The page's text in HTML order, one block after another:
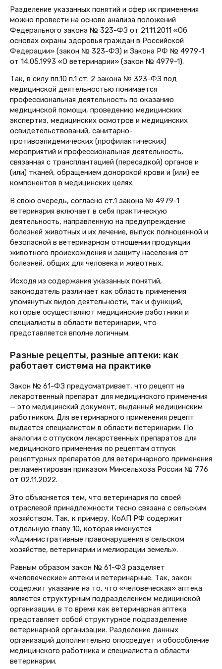
Разделение указанных понятий и сфер их применения
можно провести на основе анализа положений
Федерального закона № 323-ФЗ от 21.11.2011 «Об
основах охраны здоровья граждан в Российской
Федерации» (закон № 323-ФЗ) и Закона РФ № 4979-1
от 14.05.1993 «О ветеринарии» (закон № 4979-1).
Так, в силу пп.10 п.1 ст. 2 закона № 323-ФЗ под
медицинской деятельностью понимается
профессиональная деятельность по оказанию
медицинской помощи, проведению медицинских
экспертиз, медицинских осмотров и медицинских
освидетельствований, санитарно-
противоэпидемических (профилактических)
мероприятий и профессиональная деятельность,
связанная с трансплантацией (пересадкой) органов и
(или) тканей, обращением донорской крови и (или) ее
компонентов в медицинских целях.
В свою очередь, согласно ст.1 закона № 4979-1
ветеринария включает в себя практическую
деятельность, направленную на предупреждение
болезней животных и их лечение, выпуск полноценной и
безопасной в ветеринарном отношении продукции
животного происхождения и защиту населения от
болезней, общих для человека и животных.
Исходя из содержания указанных понятий,
законодатель различает как область применения
упомянутых видов деятельности, так и функций,
которые осуществляют медицинские работники и
специалисты в области ветеринарии, что
представляется вполне логичным.
Разные рецепты, разные аптеки: как
работает система на практике
Закон № 61-ФЗ предусматривает, что рецепт на
лекарственный препарат для медицинского применения
— это медицинский документ, выданный медицинским
работником. Для ветеринарного применения рецепт
выдается специалистом в области ветеринарии. По
аналогии с отпуском лекарственных препаратов для
медицинского применения по рецептам отпуск
рецептурных препаратов для ветеринарного применения
регламентирован приказом Минсельхоза России № 776
от 02.11.2022.
Это объясняется тем, что ветеринария по своей
отраслевой принадлежности тесно связана с сельским
хозяйством. Так, к примеру, КоАП РФ содержит
отдельную главу 10, которая именуется
«Административные правонарушения в сельском
хозяйстве, ветеринарии и мелиорации земель».
Равным образом закон № 61-ФЗ разделяет
«человеческие» аптеки и ветеринарные. Так, закон
содержит указание на то, что «человеческая» аптека
является структурным подразделением медицинской
организации, в то время как ветеринарная аптека
представляет собой структурное подразделение
ветеринарной организации. Разделение данных
организаций дополнительно опосредует и обособление
медицинского работника и специалиста в области
ветеринарии.